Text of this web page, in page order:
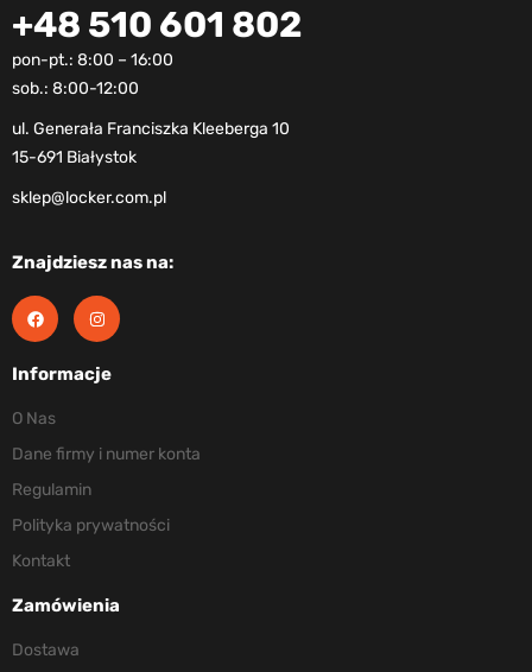
+48 510 601 802
pon-pt.: 8:00 – 16:00
sob.: 8:00-12:00
ul. Generała Franciszka Kleeberga 10
15-691 Białystok
sklep@locker.com.pl
Znajdziesz nas na:
Informacje
O Nas
Dane firmy i numer konta
Regulamin
Polityka prywatności
Kontakt
Zamówienia
Dostawa